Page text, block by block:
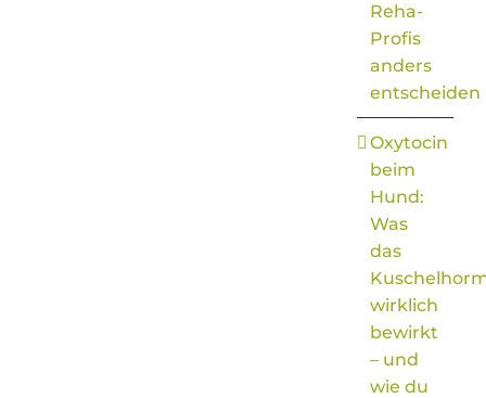
Reha-
Profis
anders
entscheiden
Oxytocin
beim
Hund:
Was
das
wirklich
bewirkt
– und
wie du